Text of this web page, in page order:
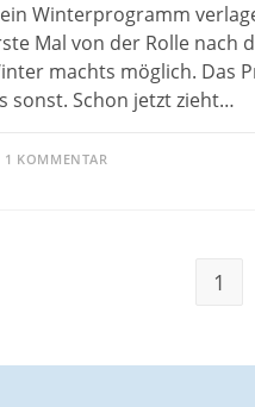
Winterprogramm
Mal von der Rolle nach
machts möglich. Das
sonst. Schon jetzt zieht…
1 KOMMENTAR
1